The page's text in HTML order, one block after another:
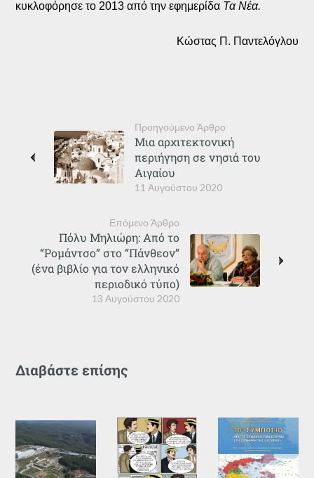
κυκλοφόρησε το 2013 από την εφημερίδα Τα Νέα.
Κώστας Π. Παντελόγλου
Προηγούμενο Άρθρο
11 Αυγούστου 2020
Μια αρχιτεκτονική
περιήγηση σε νησιά του
Αιγαίου
Επόμενο Άρθρο
13 Αυγούστου 2020
Πόλυ Μηλιώρη: Από το
“Ρομάντσο” στο “Πάνθεον”
(ένα βιβλίο για τον ελληνικό
περιοδικό τύπο)
Διαβάστε επίσης